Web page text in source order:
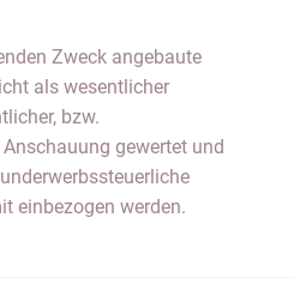
Zweck angebaute
als wesentlicher
bzw.
gewertet und
einbezogen werden.